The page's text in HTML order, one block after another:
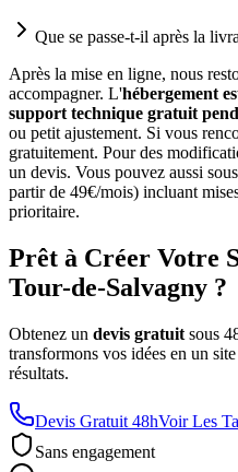
Que se passe-t-il après la
Après la mise en ligne, nous
accompagner. L'hébergement
support technique gratuit
ou petit ajustement. Si vous
gratuitement. Pour des
un devis. Vous pouvez aussi
partir de 49€/mois) incluant
prioritaire.
Prêt à Créer Votre
Tour-de-Salvagny ?
Obtenez un devis gratuit sous
transformons vos idées en un
résultats.
Devis Gratuit 48hVoir Les
Sans engagement